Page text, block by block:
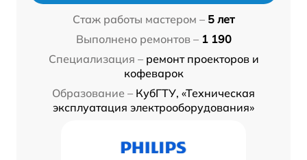
Стаж работы мастером – 5 лет
Выполнено ремонтов – 1 190
Специализация – ремонт проекторов и
кофеварок
Образование – КубГТУ, «Техническая
эксплуатация электрооборудования»